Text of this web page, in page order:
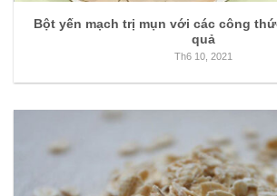
Bột yến mạch trị mụn với các công
quả
Th6 10, 2021